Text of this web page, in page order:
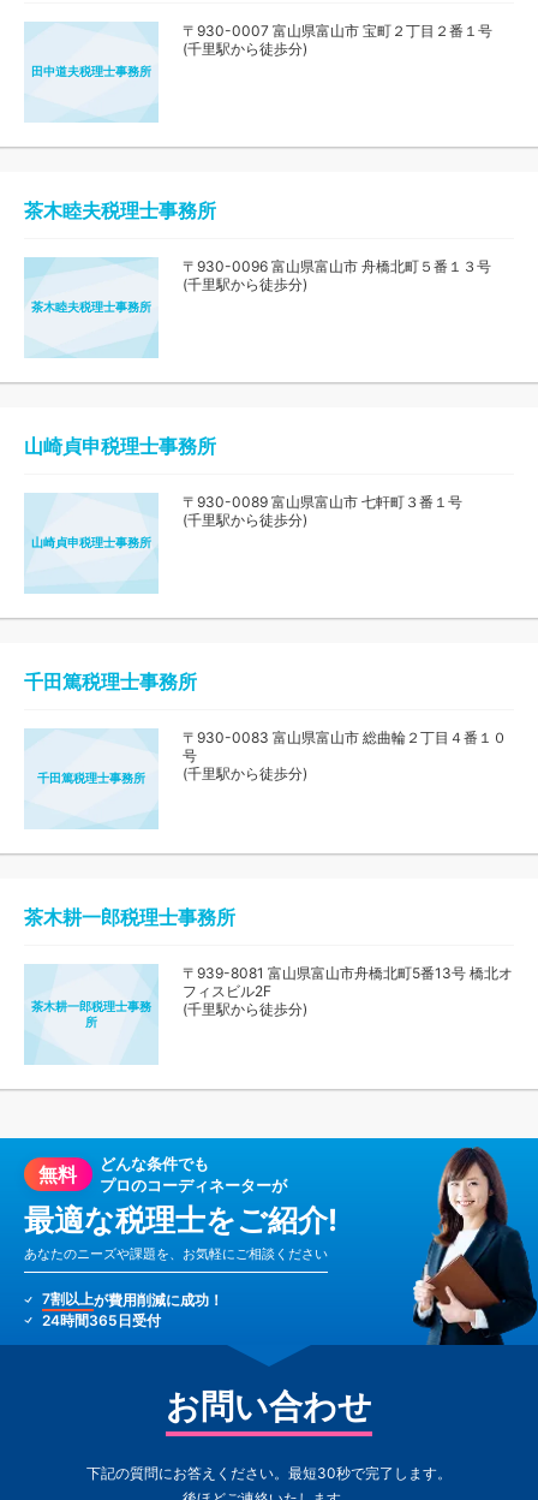
田中道夫税理士事務所
〒930-0007 富山県富山市 宝町２丁目２番１号
(千里駅から徒歩分)
茶木睦夫税理士事務所
茶木睦夫税理士事務所
〒930-0096 富山県富山市 舟橋北町５番１３号
(千里駅から徒歩分)
山崎貞申税理士事務所
山崎貞申税理士事務所
〒930-0089 富山県富山市 七軒町３番１号
(千里駅から徒歩分)
千田篤税理士事務所
千田篤税理士事務所
〒930-0083 富山県富山市 総曲輪２丁目４番１０
号
(千里駅から徒歩分)
茶木耕一郎税理士事務所
茶木耕一郎税理士事務
所
〒939-8081 富山県富山市舟橋北町5番13号 橋北オ
フィスビル2F
(千里駅から徒歩分)
無料
どんな条件でも
プロのコーディネーターが
最適な税理士をご紹介!
あなたのニーズや課題を、お気軽にご相談ください
7割以上が費用削減に成功！
24時間365日受付
お問い合わせ
下記の質問にお答えください。最短30秒で完了します。